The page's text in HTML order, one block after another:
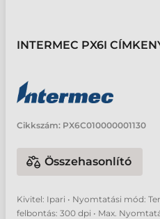
INTERMEC PX6I
Cikkszám: PX6C010000001130
Összehasonlító
Kivitel: Ipari • Nyomtatási mód:
felbontás: 300 dpi • Max.